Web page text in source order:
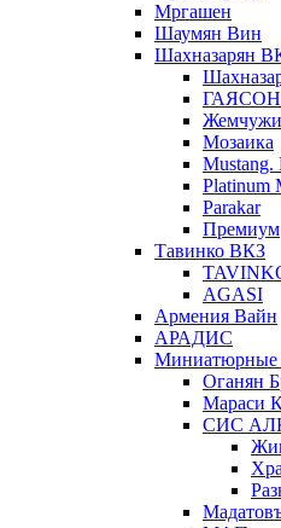
Мргашен
Шаумян Вин
Шахназарян
ГАЯСОН
Мозаика
Mustang.
Platinum
Parakar
Премиум
Тавинко ВКЗ
AGASI
Армения Вайн
АРАДИС
Миниатюрные
Оганян
Мараси
СИС